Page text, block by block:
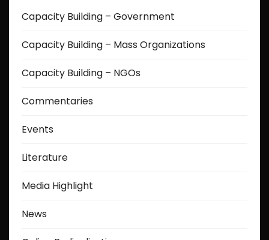
Capacity Building – Government
Capacity Building – Mass Organizations
Capacity Building – NGOs
Commentaries
Events
Literature
Media Highlight
News